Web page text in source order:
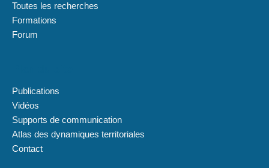
Toutes les recherches
Formations
Forum
Publications
Vidéos
Supports de communication
Atlas des dynamiques territoriales
Contact